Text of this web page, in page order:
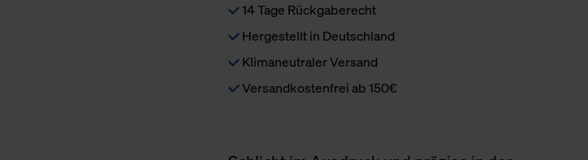
14 Tage Rückgaberecht
Hergestellt in Deutschland
Klimaneutraler Versand
Versandkostenfrei ab 150€